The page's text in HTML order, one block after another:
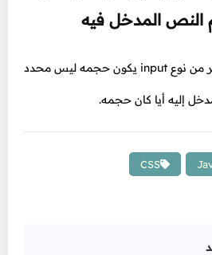
النص المدخل فيه
أحتاج طريقة إضافة عنصر من نوع input يكون حجمه ليس محدد
إليه أيا كان حجمه.
CSS